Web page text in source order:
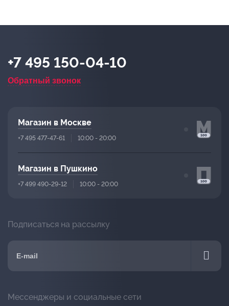
+7 495 150-04-10
Обратный звонок
Магазин в Москве
+7 495 477-47-61 10:00 - 20:00
Магазин в Пушкино
+7 499 490-29-12 10:00 - 20:00
Подписаться на рассылку
Мессенджеры и социальные сети